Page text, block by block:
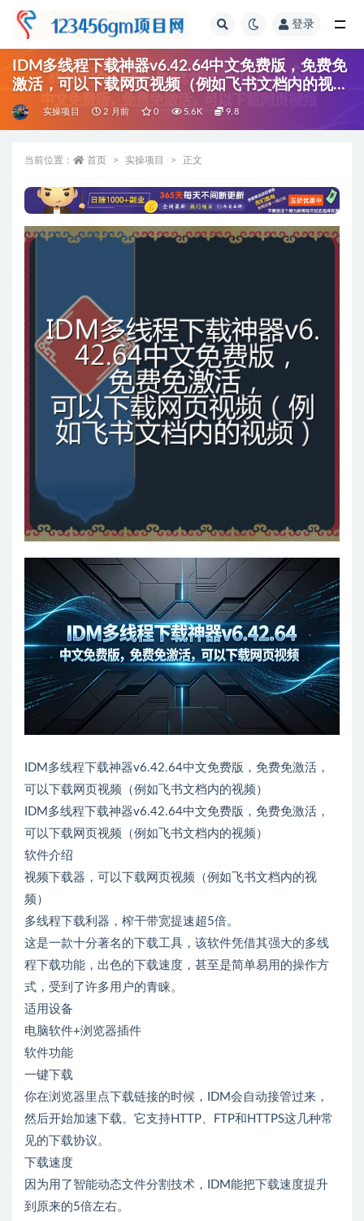
登录
IDM多线程下载神器v6.42.64中文免费版，免费免
激活，可以下载网页视频（例如飞书文档内的视
频）
实操项目 2 月前 0 5.6K 9.8
当前位置： 首页 实操项目 正文
IDM多线程下载神器v6.42.64中文免费版，免费免激活，
可以下载网页视频（例如飞书文档内的视频）
IDM多线程下载神器v6.42.64中文免费版，免费免激活，
可以下载网页视频（例如飞书文档内的视频）
软件介绍
视频下载器，可以下载网页视频（例如飞书文档内的视
频）
多线程下载利器，榨干带宽提速超5倍。
这是一款十分著名的下载工具，该软件凭借其强大的多线
程下载功能，出色的下载速度，甚至是简单易用的操作方
式，受到了许多用户的青睐。
适用设备
电脑软件+浏览器插件
软件功能
一键下载
你在浏览器里点下载链接的时候，IDM会自动接管过来，
然后开始加速下载。它支持HTTP、FTP和HTTPS这几种常
见的下载协议。
下载速度
因为用了智能动态文件分割技术，IDM能把下载速度提升
到原来的5倍左右。